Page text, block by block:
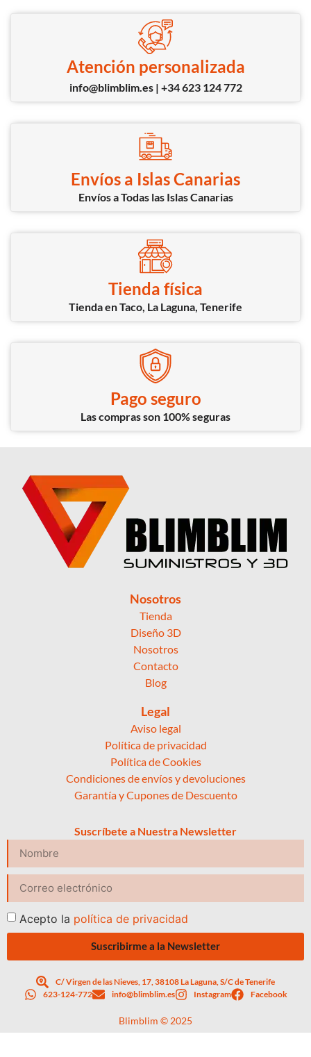
Atención personalizada
info@blimblim.es | +34 623 124 772
Envíos a Islas Canarias
Envíos a Todas las Islas Canarias
Tienda física
Tienda en Taco, La Laguna, Tenerife
Pago seguro
Las compras son 100% seguras
Nosotros
Tienda
Diseño 3D
Nosotros
Contacto
Blog
Legal
Aviso legal
Política de privacidad
Política de Cookies
Condiciones de envíos y devoluciones
Garantía y Cupones de Descuento
Suscríbete a Nuestra Newsletter
Acepto la política de privacidad
Suscribirme a la Newsletter
C/ Virgen de las Nieves, 17, 38108 La Laguna, S/C de Tenerife
623-124-772
info@blimblim.es Instagram Facebook
Blimblim © 2025